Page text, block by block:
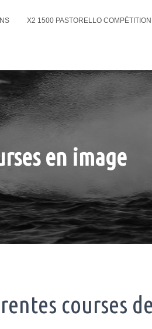
X2 1500 PASTORELLO
en image
courses